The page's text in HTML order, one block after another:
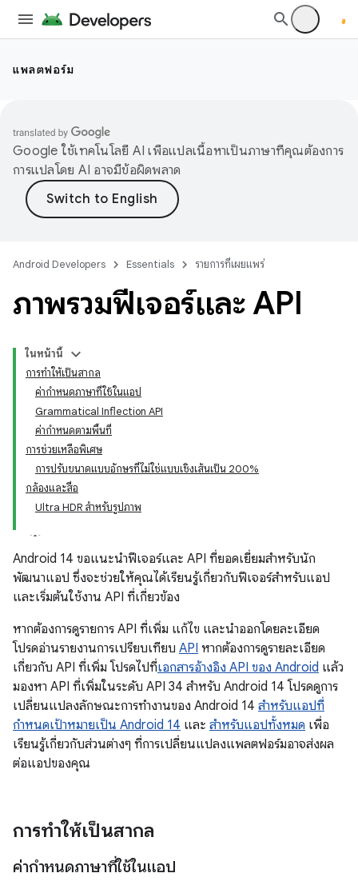
แพลตฟอร์ม
Google ใช้เทคโนโลยี AI เพื่อแปลเนื้อหาเป็นภาษาที่คุณต้องการ
การแปลโดย AI อาจมีข้อผิดพลาด
Android Developers Essentials รายการที่เผยแพร่
ภาพรวมฟีเจอร์และ API
ในหน้านี้
การทำให้เป็นสากล
ค่ากำหนดภาษาที่ใช้ในแอป
Grammatical Inflection API
ค่ากำหนดตามพื้นที่
การช่วยเหลือพิเศษ
การปรับขนาดแบบอักษรที่ไม่ใช่แบบเชิงเส้นเป็น 200%
กล้องและสื่อ
Ultra HDR สำหรับรูปภาพ
Android 14 ขอแนะนำฟีเจอร์และ API ที่ยอดเยี่ยมสำหรับนัก
พัฒนาแอป ซึ่งจะช่วยให้คุณได้เรียนรู้เกี่ยวกับฟีเจอร์สำหรับแอป
และเริ่มต้นใช้งาน API ที่เกี่ยวข้อง
หากต้องการดูรายการ API ที่เพิ่ม แก้ไข และนำออกโดยละเอียด
โปรดอ่านรายงานการเปรียบเทียบ API หากต้องการดูรายละเอียด
เกี่ยวกับ API ที่เพิ่ม โปรดไปที่เอกสารอ้างอิง API ของ Android แล้ว
มองหา API ที่เพิ่มในระดับ API 34 สำหรับ Android 14 โปรดดูการ
เปลี่ยนแปลงลักษณะการทำงานของ Android 14 สำหรับแอปที่
กำหนดเป้าหมายเป็น Android 14 และ สำหรับแอปทั้งหมด เพื่อ
เรียนรู้เกี่ยวกับส่วนต่างๆ ที่การเปลี่ยนแปลงแพลตฟอร์มอาจส่งผล
ต่อแอปของคุณ
การทำให้เป็นสากล
ค่ากำหนดภาษาที่ใช้ในแอป